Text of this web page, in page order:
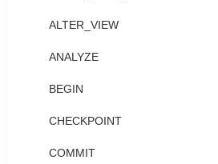
ALTER_VIEW
ANALYZE
BEGIN
CHECKPOINT
COMMIT